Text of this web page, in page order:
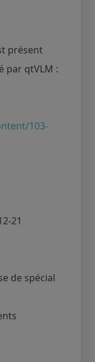
présent
par qtVLM :
103-
21
de spécial